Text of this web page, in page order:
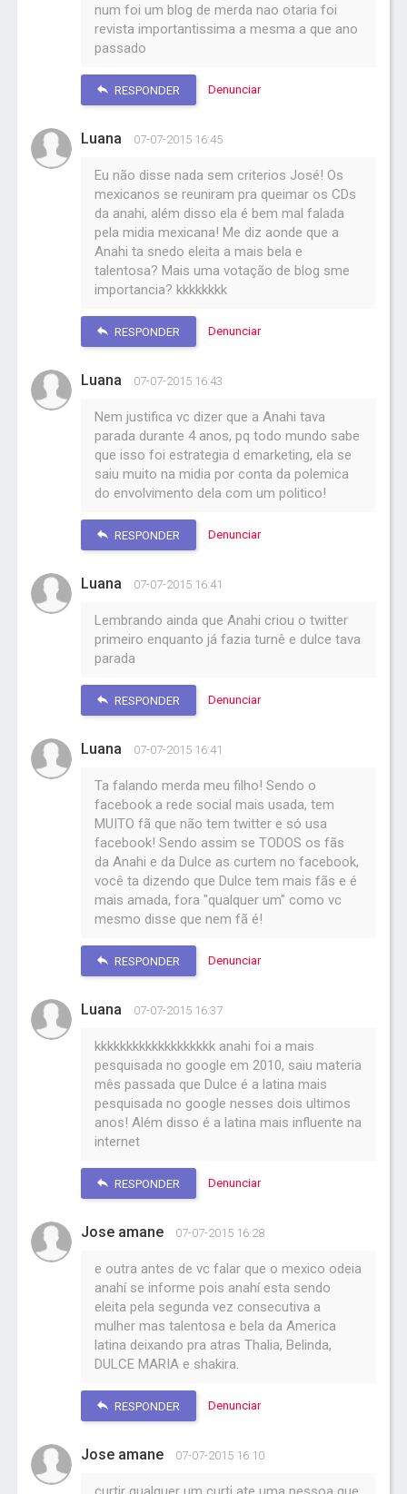
num foi um blog de merda nao otaria foi
revista importantissima a mesma a que ano
passado
RESPONDER Denunciar
Luana 07-07-2015 16:45
Eu não disse nada sem criterios José! Os
mexicanos se reuniram pra queimar os CDs
da anahi, além disso ela é bem mal falada
pela midia mexicana! Me diz aonde que a
Anahi ta snedo eleita a mais bela e
talentosa? Mais uma votação de blog sme
importancia? kkkkkkkk
RESPONDER Denunciar
Luana 07-07-2015 16:43
Nem justifica vc dizer que a Anahi tava
parada durante 4 anos, pq todo mundo sabe
que isso foi estrategia d emarketing, ela se
saiu muito na midia por conta da polemica
do envolvimento dela com um politico!
RESPONDER Denunciar
Luana 07-07-2015 16:41
Lembrando ainda que Anahi criou o twitter
primeiro enquanto já fazia turnê e dulce tava
parada
RESPONDER Denunciar
Luana 07-07-2015 16:41
Ta falando merda meu filho! Sendo o
facebook a rede social mais usada, tem
MUITO fã que não tem twitter e só usa
facebook! Sendo assim se TODOS os fãs
da Anahi e da Dulce as curtem no facebook,
você ta dizendo que Dulce tem mais fãs e é
mais amada, fora "qualquer um" como vc
mesmo disse que nem fã é!
RESPONDER Denunciar
Luana 07-07-2015 16:37
kkkkkkkkkkkkkkkkkkk anahi foi a mais
pesquisada no google em 2010, saiu materia
mês passada que Dulce é a latina mais
pesquisada no google nesses dois ultimos
anos! Além disso é a latina mais influente na
internet
RESPONDER Denunciar
Jose amane 07-07-2015 16:28
e outra antes de vc falar que o mexico odeia
anahí se informe pois anahí esta sendo
eleita pela segunda vez consecutiva a
mulher mas talentosa e bela da America
latina deixando pra atras Thalia, Belinda,
DULCE MARIA e shakira.
RESPONDER Denunciar
Jose amane 07-07-2015 16:10